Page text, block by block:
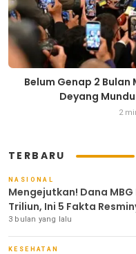
Belum Genap 2 Bulan
Deyang
2
TERBARU
NASIONAL
Mengejutkan! Dana
Triliun, Ini 5 Fakta
3 bulan yang lalu
KESEHATAN